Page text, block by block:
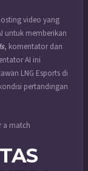
video yang
untuk memberikan
, komentator dan
AI ini
LNG Esports di
pertandingan